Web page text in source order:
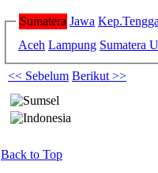
Sumatera Jawa
Aceh Lampung Sumatera
<< Sebelum Berikut >>
Back to Top